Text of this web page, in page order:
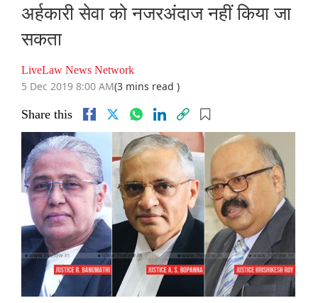
अर्हकारी सेवा को नजरअंदाज नहीं किया जा
सकता
LiveLaw News Network
5 Dec 2019 8:00 AM(3 mins read )
Share this